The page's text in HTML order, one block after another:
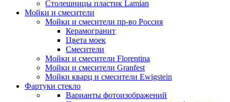
Столешницы пластик Lamian
Мойки и смесители
Мойки и смесители пр-во Россия
Керамогранит
Цвета моек
Смесители
Мойки и смесители Florentina
Мойки и смесители Granfest
Мойки кварц и смесители Ewigstein
Фартуки стекло
Варианты фотоизображений